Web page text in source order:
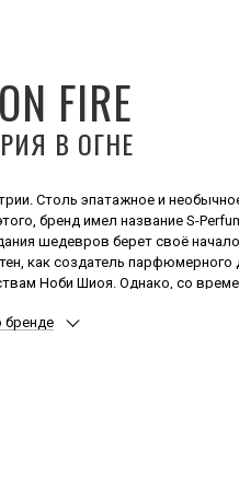
FIRE
В ОГНЕ
Столь эпатажное и
бренд имел название S-
шедевров берет своё
как создатель
Ноби Шиоя. Однако, со
гуру в области парфюмерии,
бренде